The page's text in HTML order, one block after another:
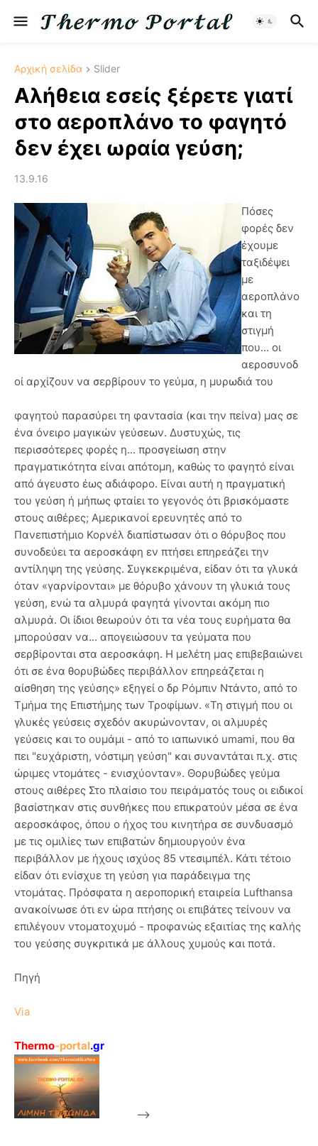
Αρχική σελίδα Slider
Αλήθεια εσείς ξέρετε γιατί
στο αεροπλάνο το φαγητό
δεν έχει ωραία γεύση;
13.9.16
Πόσες
φορές δεν
έχουμε
ταξιδέψει
με
αεροπλάνο
και τη
στιγμή
που... οι
αεροσυνοδ
οί αρχίζουν να σερβίρουν το γεύμα, η μυρωδιά του
φαγητού παρασύρει τη φαντασία (και την πείνα) μας σε
ένα όνειρο μαγικών γεύσεων. Δυστυχώς, τις
περισσότερες φορές η... προσγείωση στην
πραγματικότητα είναι απότομη, καθώς το φαγητό είναι
από άγευστο έως αδιάφορο. Είναι αυτή η πραγματική
του γεύση ή μήπως φταίει το γεγονός ότι βρισκόμαστε
στους αιθέρες; Αμερικανοί ερευνητές από το
Πανεπιστήμιο Κορνέλ διαπίστωσαν ότι ο θόρυβος που
συνοδεύει τα αεροσκάφη εν πτήσει επηρεάζει την
αντίληψη της γεύσης. Συγκεκριμένα, είδαν ότι τα γλυκά
όταν «γαρνίρονται» με θόρυβο χάνουν τη γλυκιά τους
γεύση, ενώ τα αλμυρά φαγητά γίνονται ακόμη πιο
αλμυρά. Οι ίδιοι θεωρούν ότι τα νέα τους ευρήματα θα
μπορούσαν να... απογειώσουν τα γεύματα που
σερβίρονται στα αεροσκάφη. Η μελέτη μας επιβεβαιώνει
ότι σε ένα θορυβώδες περιβάλλον επηρεάζεται η
αίσθηση της γεύσης» εξηγεί ο δρ Ρόμπιν Ντάντο, από το
Tμήμα της Επιστήμης των Τροφίμων. «Τη στιγμή που οι
γλυκές γεύσεις σχεδόν ακυρώνονταν, οι αλμυρές
γεύσεις και το ουμάμι - από το ιαπωνικό umami, που θα
πει "ευχάριστη, νόστιμη γεύση" και συναντάται π.χ. στις
ώριμες ντομάτες - ενισχύονταν». Θορυβώδες γεύμα
στους αιθέρες Στο πλαίσιο του πειράματός τους οι ειδικοί
βασίστηκαν στις συνθήκες που επικρατούν μέσα σε ένα
αεροσκάφος, όπου ο ήχος του κινητήρα σε συνδυασμό
με τις ομιλίες των επιβατών δημιουργούν ένα
περιβάλλον με ήχους ισχύος 85 ντεσιμπέλ. Κάτι τέτοιο
είδαν ότι ενίσχυε τη γεύση για παράδειγμα της
ντομάτας. Πρόσφατα η αεροπορική εταιρεία Lufthansa
ανακοίνωσε ότι εν ώρα πτήσης οι επιβάτες τείνουν να
επιλέγουν ντοματοχυμό - προφανώς εξαιτίας της καλής
του γεύσης συγκριτικά με άλλους χυμούς και ποτά.
Πηγή
Via
Thermo-portal.gr
-->